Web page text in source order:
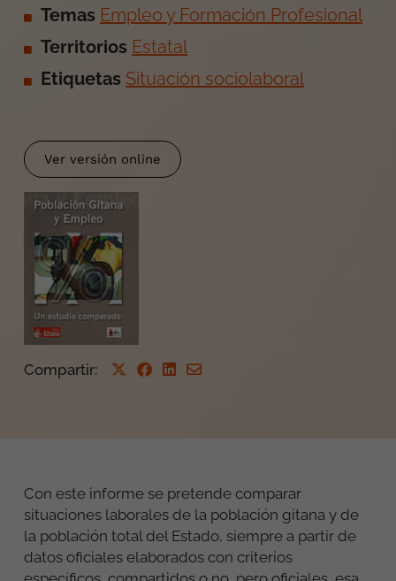
Temas Empleo y Formación Profesional
Territorios Estatal
Etiquetas Situación sociolaboral
Ver versión online
Compartir:
Con este informe se pretende comparar
situaciones laborales de la población gitana y de
la población total del Estado, siempre a partir de
datos oficiales elaborados con criterios